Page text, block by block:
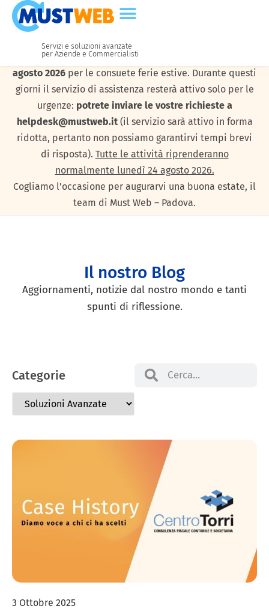
Servizi e soluzioni avanzate
per Aziende e Commercialisti
I nostri uffici resteranno chiusi da
agosto 2026 per le consuete ferie estive. Durante questi
giorni il servizio di assistenza resterà attivo solo per le
urgenze: potrete inviare le vostre richieste a
helpdesk@mustweb.it(il servizio sarà attivo in forma
ridotta, pertanto non possiamo garantirvi tempi brevi
di risposta). Tutte le attività riprenderanno
normalmente lunedì 24 agosto 2026.
Cogliamo l’occasione per augurarvi una buona estate, il
team di Must Web – Padova.
Il nostro Blog
Aggiornamenti, notizie dal nostro mondo e tanti
spunti di riflessione.
Categorie
3 Ottobre 2025